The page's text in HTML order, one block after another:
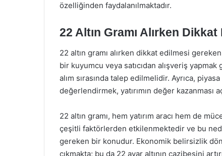
özelliğinden faydalanılmaktadır.
22 Altın Gramı Alırken
22 altın gramı alırken dikkat edilmesi
bir kuyumcu veya satıcıdan alışveriş
alım sırasında talep edilmelidir. Ayrıca,
değerlendirmek, yatırımın değer kazanması
22 altın gramı, hem yatırım aracı hem de
çeşitli faktörlerden etkilenmektedir ve bu
gereken bir konudur. Ekonomik belirsizlik
çıkmakta; bu da 22 ayar altının cazibesini